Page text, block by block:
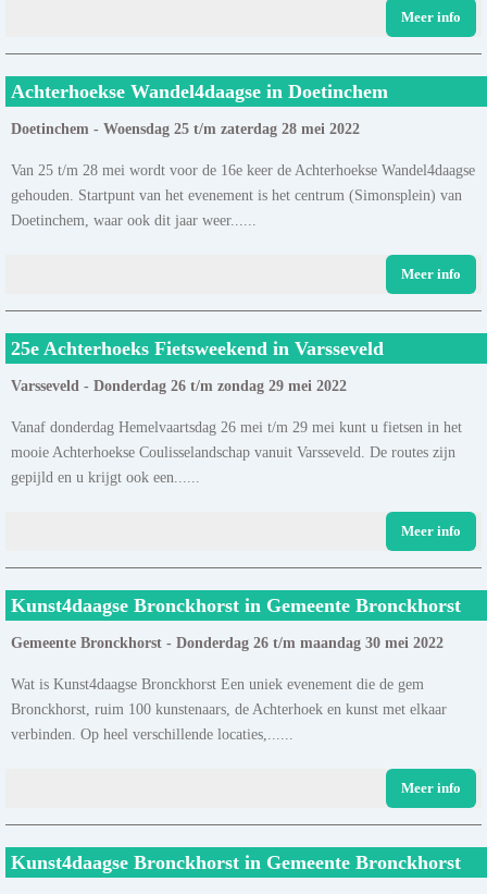
Meer info
Achterhoekse Wandel4daagse in Doetinchem
Doetinchem - Woensdag 25 t/m zaterdag 28 mei 2022
Van 25 t/m 28 mei wordt voor de 16e keer de Achterhoekse Wandel4daagse
gehouden. Startpunt van het evenement is het centrum (Simonsplein) van
Doetinchem, waar ook dit jaar weer......
Meer info
25e Achterhoeks Fietsweekend in Varsseveld
Varsseveld - Donderdag 26 t/m zondag 29 mei 2022
Vanaf donderdag Hemelvaartsdag 26 mei t/m 29 mei kunt u fietsen in het
mooie Achterhoekse Coulisselandschap vanuit Varsseveld. De routes zijn
gepijld en u krijgt ook een......
Meer info
Kunst4daagse Bronckhorst in Gemeente Bronckhorst
Gemeente Bronckhorst - Donderdag 26 t/m maandag 30 mei 2022
Wat is Kunst4daagse Bronckhorst Een uniek evenement die de gem
Bronckhorst, ruim 100 kunstenaars, de Achterhoek en kunst met elkaar
verbinden. Op heel verschillende locaties,......
Meer info
Kunst4daagse Bronckhorst in Gemeente Bronckhorst